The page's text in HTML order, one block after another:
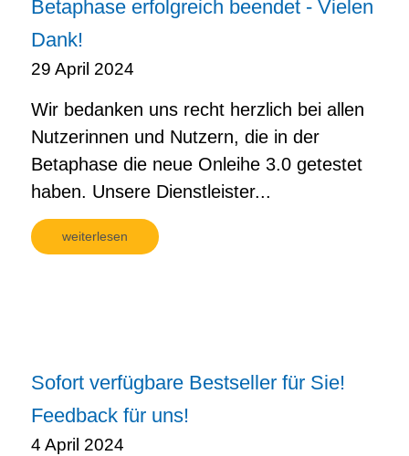
Betaphase erfolgreich beendet - Vielen
Dank!
29 April 2024
Wir bedanken uns recht herzlich bei allen
Nutzerinnen und Nutzern, die in der
Betaphase die neue Onleihe 3.0 getestet
haben. Unsere Dienstleister...
weiterlesen
Sofort verfügbare Bestseller für Sie!
Feedback für uns!
4 April 2024